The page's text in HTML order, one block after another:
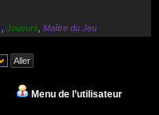
Joueurs Maître du Jeu
Menu de l’utilisateur